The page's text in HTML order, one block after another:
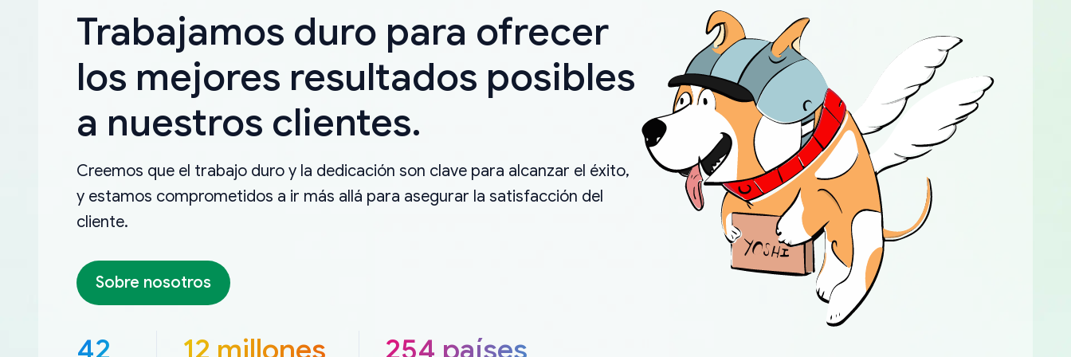
Trabajamos duro para ofrecer
los mejores resultados posibles
a nuestros clientes.
Creemos que el trabajo duro y la dedicación son clave para alcanzar el éxito,
y estamos comprometidos a ir más allá para asegurar la satisfacción del
cliente.
Sobre nosotros
42 12 millones 254 países